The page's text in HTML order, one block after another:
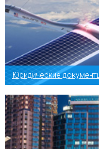
Юридические